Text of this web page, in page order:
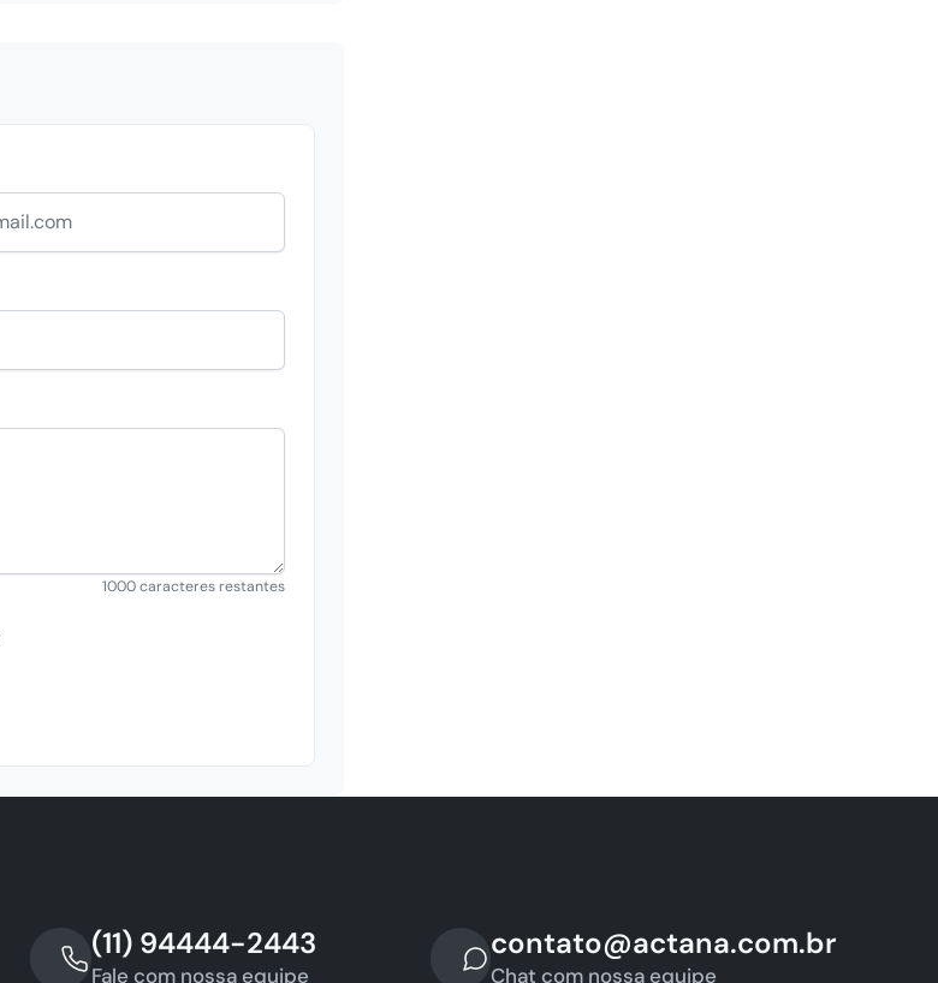
1000 caracteres restantes
(11) 94444-2443
Fale com nossa equipe
contato@actana.com.br
Chat com nossa equipe